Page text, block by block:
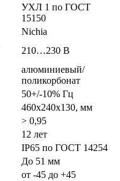
УХЛ 1 по ГОСТ
15150
Nichia
210…230 В
алюминиевый/
поликорбонат
50+/-10% Гц
460x240x130, мм
> 0,95
12 лет
IP65 по ГОСТ 14254
До 51 мм
от -45 до +45